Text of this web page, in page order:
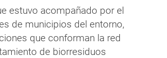
estuvo acompañado por el
de municipios del entorno,
que conforman la red
de biorresiduos